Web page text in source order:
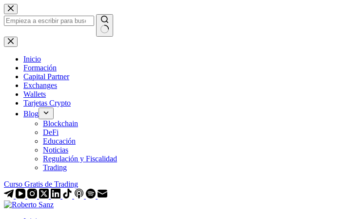
Saltar
al
contenido
Sin
resultados
Inicio
Formación
Capital Partner
Exchanges
Wallets
Tarjetas Crypto
Blog
Blockchain
DeFi
Educación
Noticias
Regulación y Fiscalidad
Trading
Curso Gratis de Trading